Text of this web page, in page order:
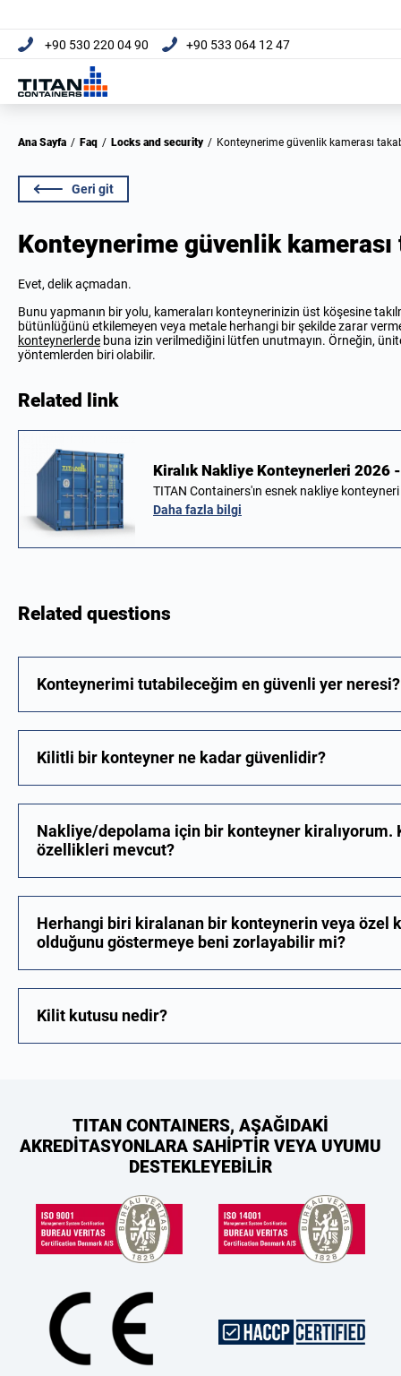
+90 530 220 04 90 +90 533 064 12 47
Ana Sayfa / Faq / Locks and security / Konteynerime güvenlik kamerası
Geri git
Konteynerime güvenlik
Evet, delik açmadan.
Bunu yapmanın bir yolu, kameraları konteynerinizin üst köşesine
bütünlüğünü etkilemeyen veya metale herhangi bir şekilde zarar
konteynerlerde buna izin verilmediğini lütfen unutmayın. Örneğin,
yöntemlerden biri olabilir.
Related link
Kiralık Nakliye Konteynerleri 2026
TITAN Containers'ın esnek nakliye
Daha fazla bilgi
Related questions
Konteynerimi tutabileceğim en güvenli yer neresi?
Kilitli bir konteyner ne kadar güvenlidir?
Nakliye/depolama için bir konteyner kiralıyorum.
özellikleri mevcut?
Herhangi biri kiralanan bir konteynerin veya özel
olduğunu göstermeye beni zorlayabilir mi?
Kilit kutusu nedir?
TITAN CONTAINERS, AŞAĞIDAKİ
AKREDİTASYONLARA SAHİPTİR VEYA UYUMU
DESTEKLEYEBİLİR